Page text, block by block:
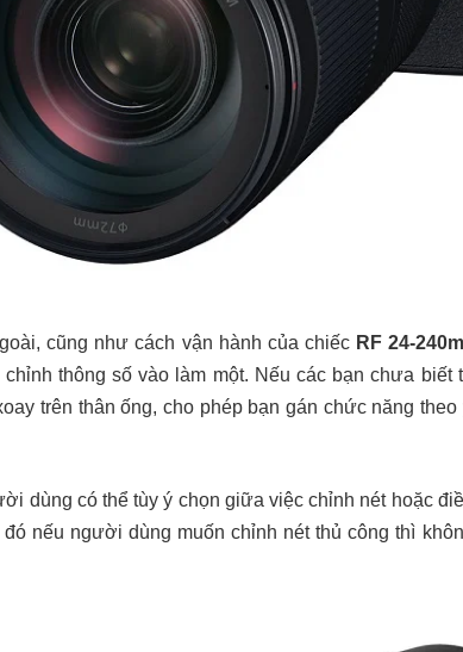
cũng như cách vận hành của chiếc RF 24-
thông số vào làm một. Nếu các bạn chưa biết
trên thân ống, cho phép bạn gán chức năng
dùng có thể tùy ý chọn giữa việc chỉnh nét hoặc
nếu người dùng muốn chỉnh nét thủ công thì